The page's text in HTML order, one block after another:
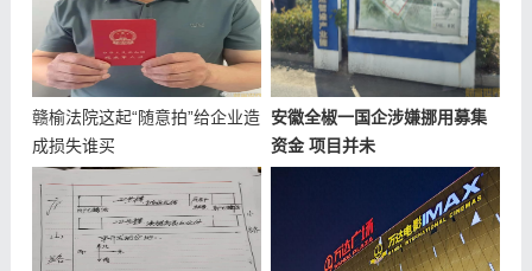
赣榆法院这起“随意拍”给企业造
成损失谁买
安徽全椒一国企涉嫌挪用募集
资金 项目并未